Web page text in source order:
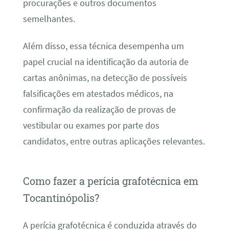
procurações e outros documentos
semelhantes.
Além disso, essa técnica desempenha um
papel crucial na identificação da autoria de
cartas anônimas, na detecção de possíveis
falsificações em atestados médicos, na
confirmação da realização de provas de
vestibular ou exames por parte dos
candidatos, entre outras aplicações relevantes.
Como fazer a perícia grafotécnica em
Tocantinópolis?
A perícia grafotécnica é conduzida através do